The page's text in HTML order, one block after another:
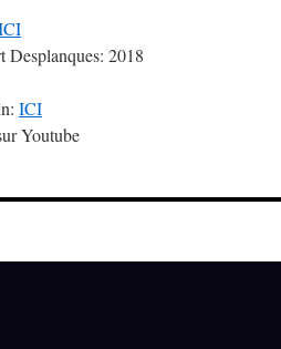
2018
ICI
Youtube